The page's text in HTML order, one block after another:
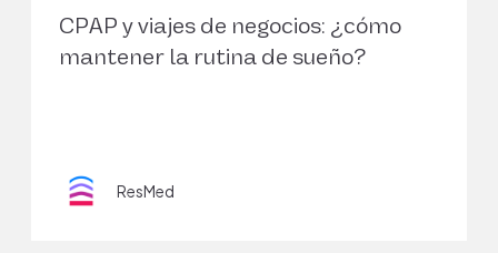
CPAP y viajes de negocios: ¿cómo
mantener la rutina de sueño?
ResMed